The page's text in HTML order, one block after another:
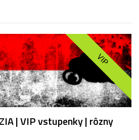
VIP
| VIP vstupenky | rôzny